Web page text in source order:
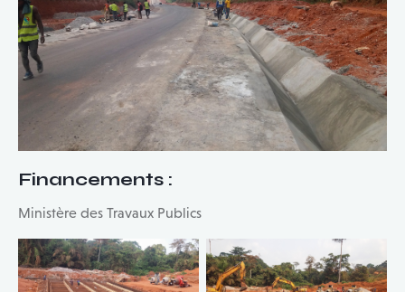
Financements :
Ministère des Travaux Publics